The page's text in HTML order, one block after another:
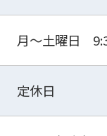
月～土曜日
定休日